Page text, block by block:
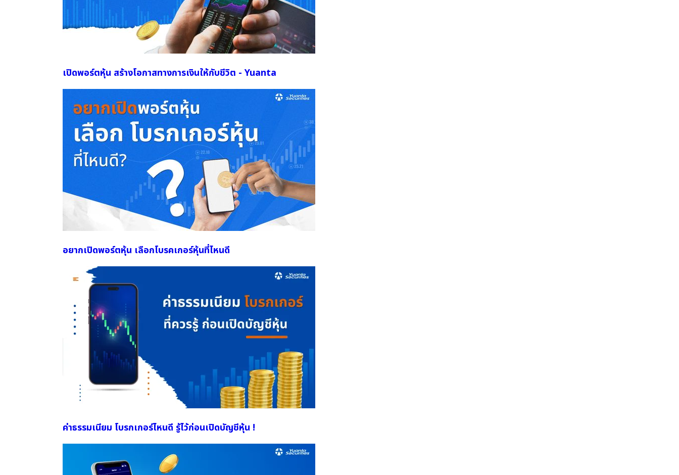
เปิดพอร์ตหุ้น สร้างโอกาสทางการเงินให้กับชีวิต - Yuanta
อยากเปิดพอร์ตหุ้น เลือกโบรคเกอร์หุ้นที่ไหนดี
ค่าธรรมเนียม โบรกเกอร์ไหนดี รู้ไว้ก่อนเปิดบัญชีหุ้น !